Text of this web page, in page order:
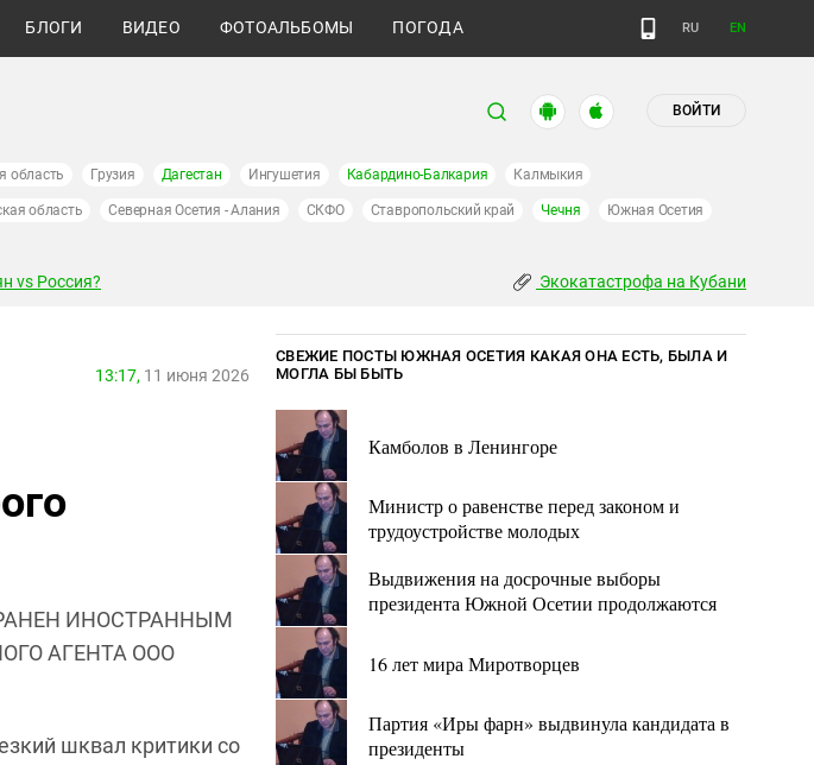
БЛОГИ ВИДЕО ФОТОАЛЬБОМЫ ПОГОДА RU EN
ВОЙТИ
область Грузия Дагестан Ингушетия Кабардино-Балкария Калмыкия
область Северная Осетия - Алания СКФО Ставропольский край Чечня Южная Осетия
vs Россия? Экокатастрофа на Кубани
13:17, 11 июня 2026
ИНОСТРАННЫМ
АГЕНТА ООО
шквал критики со
СВЕЖИЕ ПОСТЫ ЮЖНАЯ ОСЕТИЯ КАКАЯ ОНА ЕСТЬ, БЫЛА И
МОГЛА БЫ БЫТЬ
Камболов в Ленингоре
Министр о равенстве перед законом и
трудоустройстве молодых
Выдвижения на досрочные выборы
президента Южной Осетии продолжаются
16 лет мира Миротворцев
Партия «Иры фарн» выдвинула кандидата в
президенты